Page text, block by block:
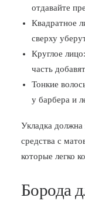
отдавайте
Квадратное
сверху
Круглое
часть
Тонкие
у барбера и
Укладка
средства с
которые легко
Борода